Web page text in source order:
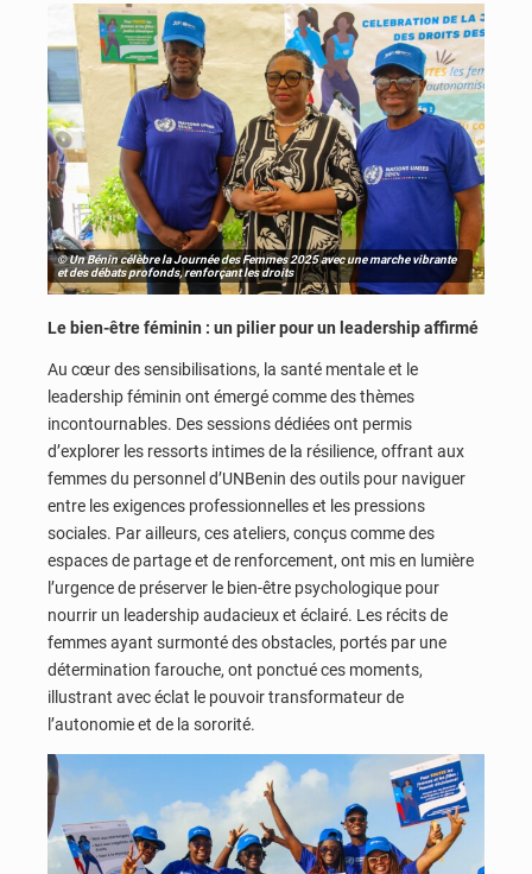
© Un Bénin célèbre la Journée des Femmes 2025 avec une marche vibrante
et des débats profonds, renforçant les droits
Le bien-être féminin : un pilier pour un leadership affirmé
Au cœur des sensibilisations, la santé mentale et le
leadership féminin ont émergé comme des thèmes
incontournables. Des sessions dédiées ont permis
d’explorer les ressorts intimes de la résilience, offrant aux
femmes du personnel d’UNBenin des outils pour naviguer
entre les exigences professionnelles et les pressions
sociales. Par ailleurs, ces ateliers, conçus comme des
espaces de partage et de renforcement, ont mis en lumière
l’urgence de préserver le bien-être psychologique pour
nourrir un leadership audacieux et éclairé. Les récits de
femmes ayant surmonté des obstacles, portés par une
détermination farouche, ont ponctué ces moments,
illustrant avec éclat le pouvoir transformateur de
l’autonomie et de la sororité.